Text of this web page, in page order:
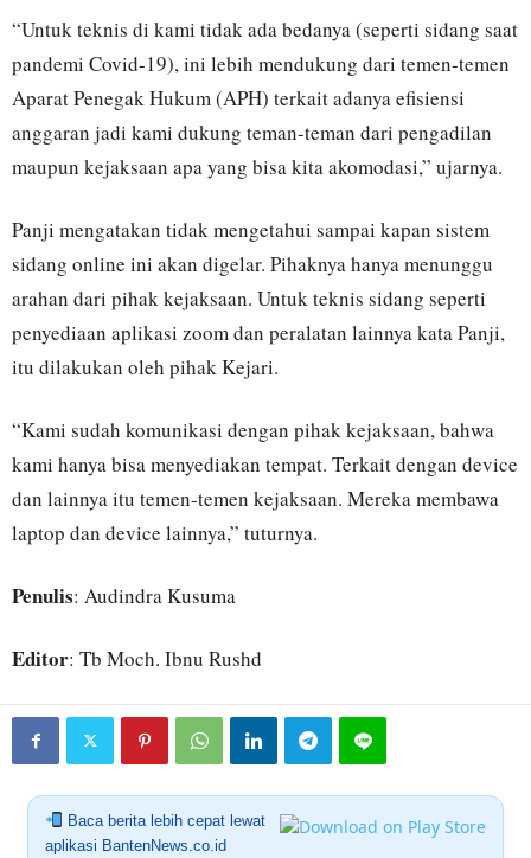
“Untuk teknis di kami tidak ada bedanya (seperti sidang saat
pandemi Covid-19), ini lebih mendukung dari temen-temen
Aparat Penegak Hukum (APH) terkait adanya efisiensi
anggaran jadi kami dukung teman-teman dari pengadilan
maupun kejaksaan apa yang bisa kita akomodasi,” ujarnya.
Panji mengatakan tidak mengetahui sampai kapan sistem
sidang online ini akan digelar. Pihaknya hanya menunggu
arahan dari pihak kejaksaan. Untuk teknis sidang seperti
penyediaan aplikasi zoom dan peralatan lainnya kata Panji,
itu dilakukan oleh pihak Kejari.
“Kami sudah komunikasi dengan pihak kejaksaan, bahwa
kami hanya bisa menyediakan tempat. Terkait dengan device
dan lainnya itu temen-temen kejaksaan. Mereka membawa
laptop dan device lainnya,” tuturnya.
Penulis: Audindra Kusuma
Editor: Tb Moch. Ibnu Rushd
Baca berita lebih cepat lewat
aplikasi BantenNews.co.id